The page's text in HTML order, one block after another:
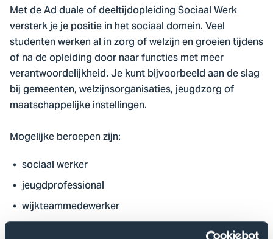
Met de Ad duale of deeltijdopleiding Sociaal Werk
versterk je je positie in het sociaal domein. Veel
studenten werken al in zorg of welzijn en groeien tijdens
of na de opleiding door naar functies met meer
verantwoordelijkheid. Je kunt bijvoorbeeld aan de slag
bij gemeenten, welzijnsorganisaties, jeugdzorg of
maatschappelijke instellingen.
Mogelijke beroepen zijn:
sociaal werker
jeugdprofessional
wijkteammedewerker
begeleider in de zorg